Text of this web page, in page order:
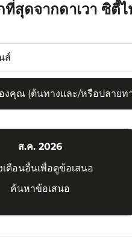
สุดจากดาเวา ซิตี้ไ
งคุณ (ต้นทางและ/หรือปลาย
คุณ (ต้นทางและ/หรือปลายทา
ส.ค. 2026
เดือนอื่นเพื่อดูข้อเสนอ
ค้นหาข้อเสนอ